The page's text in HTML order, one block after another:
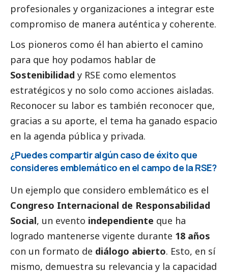
profesionales y organizaciones a integrar este
compromiso de manera auténtica y coherente.
Los pioneros como él han abierto el camino
para que hoy podamos hablar de
Sostenibilidad y RSE como elementos
estratégicos y no solo como acciones aisladas.
Reconocer su labor es también reconocer que,
gracias a su aporte, el tema ha ganado espacio
en la agenda pública y privada.
¿Puedes compartir algún caso de éxito que
consideres emblemático en el campo de la RSE?
Un ejemplo que considero emblemático es el
Congreso Internacional de Responsabilidad
Social, un evento independiente que ha
logrado mantenerse vigente durante 18 años
con un formato de diálogo abierto. Esto, en sí
mismo, demuestra su relevancia y la capacidad